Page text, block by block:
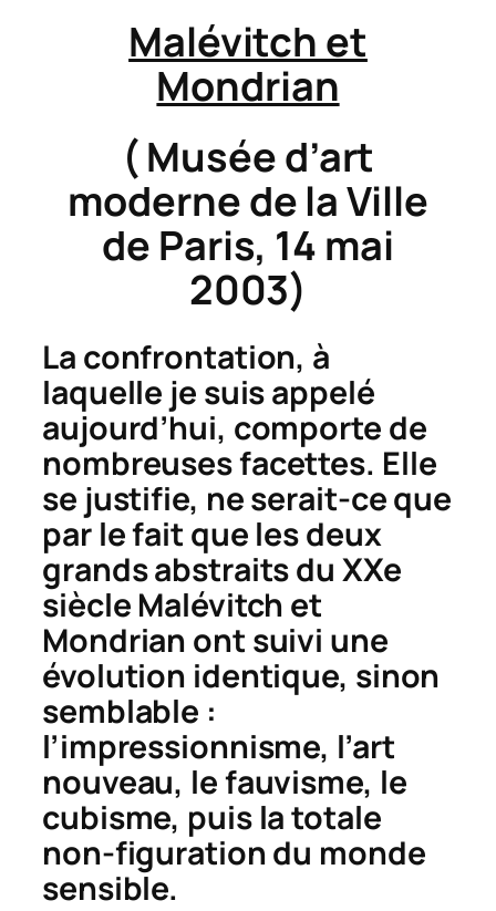
Malévitch et
Mondrian
( Musée d’art
moderne de la Ville
de Paris, 14 mai
2003)
La confrontation, à
laquelle je suis appelé
aujourd’hui, comporte de
nombreuses facettes. Elle
se justifie, ne serait-ce que
par le fait que les deux
grands abstraits du XXe
siècle Malévitch et
Mondrian ont suivi une
évolution identique, sinon
semblable :
l’impressionnisme, l’art
nouveau, le fauvisme, le
cubisme, puis la totale
non-figuration du monde
sensible.